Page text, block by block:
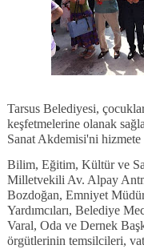
Tarsus Belediyesi,
keşfetmelerine olanak
Sanat Akdemisi'ni hizmete
Bilim, Eğitim, Kültür ve
Milletvekili Av. Alpay
Bozdoğan, Emniyet
Yardımcıları, Belediye
Varal, Oda ve Dernek
örgütlerinin temsilcileri,